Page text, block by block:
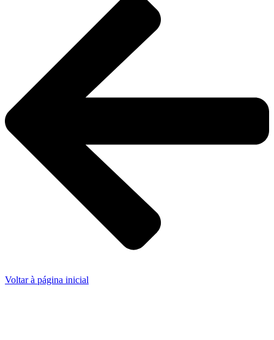
Voltar à página inicial